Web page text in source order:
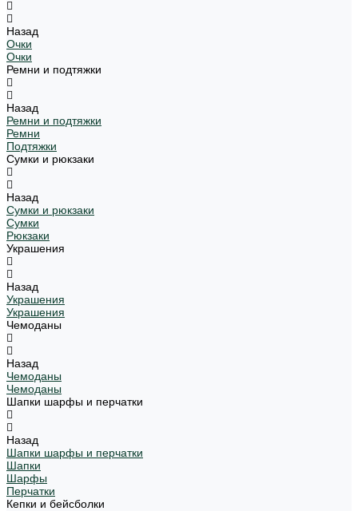
Назад
Очки
Очки
Ремни и подтяжки
Назад
Ремни и подтяжки
Ремни
Подтяжки
Сумки и рюкзаки
Назад
Сумки и рюкзаки
Сумки
Рюкзаки
Украшения
Назад
Украшения
Украшения
Чемоданы
Назад
Чемоданы
Чемоданы
Шапки шарфы и перчатки
Назад
Шапки шарфы и перчатки
Шапки
Шарфы
Перчатки
Кепки и бейсболки